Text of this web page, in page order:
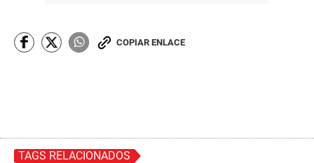
COPIAR ENLACE
TAGS RELACIONADOS